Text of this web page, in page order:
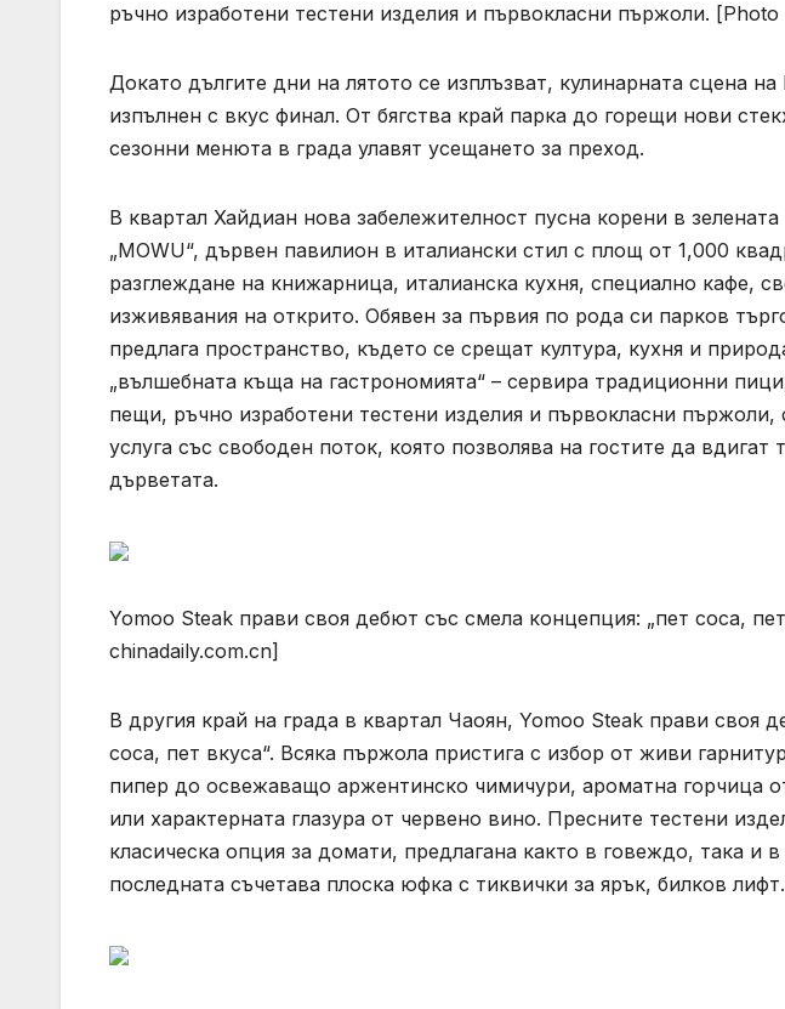
ръчно изработени тестени изделия и първокласни пържоли.
Докато дългите дни на лятото се изплъзват, кулинарната сцена
изпълнен с вкус финал. От бягства край парка до горещи нови
сезонни менюта в града улавят усещането за преход.
В квартал Хайдиан нова забележителност пусна корени в
„MOWU“, дървен павилион в италиански стил с площ от 1,000
разглеждане на книжарница, италианска кухня, специално кафе,
изживявания на открито. Обявен за първия по рода си парков
предлага пространство, където се срещат култура, кухня и
„вълшебната къща на гастрономията“ – сервира традиционни
пещи, ръчно изработени тестени изделия и първокласни пържоли,
услуга със свободен поток, която позволява на гостите да вдигат
дърветата.
Yomoo Steak прави своя дебют със смела концепция: „пет соса,
chinadaily.com.cn]
В другия край на града в квартал Чаоян, Yomoo Steak прави своя
соса, пет вкуса“. Всяка пържола пристига с избор от живи
пипер до освежаващо аржентинско чимичури, ароматна горчица
или характерната глазура от червено вино. Пресните тестени
класическа опция за домати, предлагана както в говеждо, така и
последната съчетава плоска юфка с тиквички за ярък, билков лифт.